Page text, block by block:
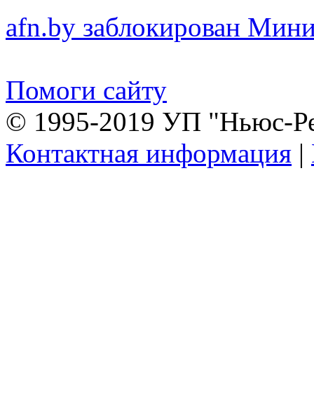
afn.by заблокирован
Помоги сайту
© 1995-2019 УП "Ньюс-
Контактная информация |